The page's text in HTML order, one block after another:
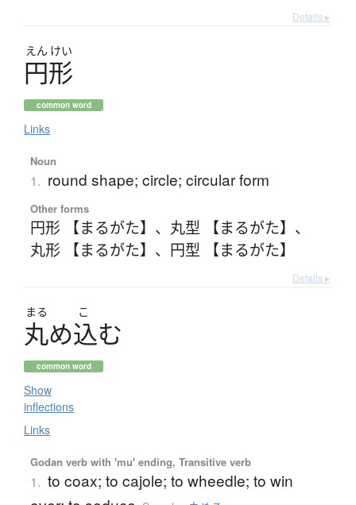
Details ▸
えん けい
円形
common word
Links
Noun
1. round shape; circle; circular form
Other forms
円形 【まるがた】 、 丸型 【まるがた】 、
丸形 【まるがた】 、 円型 【まるがた】
Details ▸
まる こ
丸め込む
common word
Show
inflections
Links
Godan verb with 'mu' ending, Transitive verb
1. to coax; to cajole; to wheedle; to win